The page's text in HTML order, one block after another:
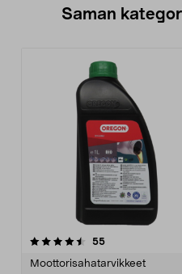
Saman
55arvostelut
Moottorisahatarvikkeet
4.0 viidestä